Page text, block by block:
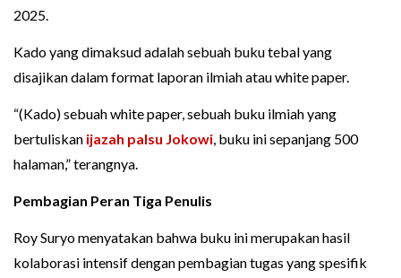
2025.
Kado yang dimaksud adalah sebuah buku tebal yang
disajikan dalam format laporan ilmiah atau white paper.
“(Kado) sebuah white paper, sebuah buku ilmiah yang
bertuliskan ijazah palsu Jokowi, buku ini sepanjang 500
halaman,” terangnya.
Pembagian Peran Tiga Penulis
Roy Suryo menyatakan bahwa buku ini merupakan hasil
kolaborasi intensif dengan pembagian tugas yang spesifik